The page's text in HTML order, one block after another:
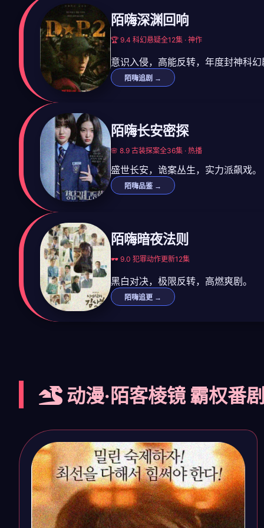
陌嗨深渊回响
🏆 9.4 科幻悬疑全12集 · 神作
意识入侵，高能反转，年度封神科幻
陌嗨追剧 →
陌嗨长安密探
🌸 8.9 古装探案全36集 · 热播
盛世长安，诡案丛生，实力派飙戏。
陌嗨品鉴 →
陌嗨暗夜法则
🕶️ 9.0 犯罪动作更新12集
黑白对决，极限反转，高燃爽剧。
陌嗨追更 →
动漫·陌客棱镜 霸权番